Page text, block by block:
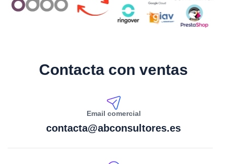
Contacta con ventas
Email comercial
contacta@abconsultores.es